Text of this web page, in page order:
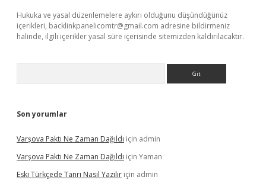
Hukuka ve yasal düzenlemelere aykırı olduğunu düşündüğünüz
içerikleri, backlinkpanelicomtr@gmail.com adresine bildirmeniz
halinde, ilgili içerikler yasal süre içerisinde sitemizden kaldırılacaktır.
Son yorumlar
Varşova Paktı Ne Zaman Dağıldı için admin
Varşova Paktı Ne Zaman Dağıldı için Yaman
Eski Türkçede Tanrı Nasıl Yazılır için admin